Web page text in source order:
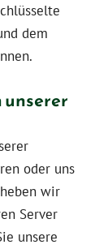
dem
unserer
oder uns
wir
Server
unsere